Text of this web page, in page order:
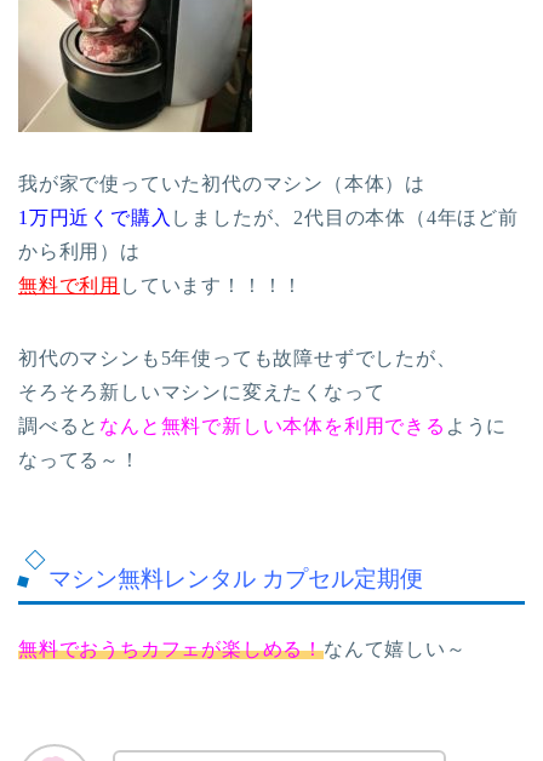
我が家で使っていた初代のマシン（本体）は
1万円近くで購入 しましたが、2代目の本体（4年ほど前
から利用）は
無料で利用 しています！！！！
初代のマシンも5年使っても故障せずでしたが、
そろそろ新しいマシンに変えたくなって
調べると なんと無料で新しい本体を利用できる ように
なってる～！
マシン無料レンタル カプセル定期便
無料でおうちカフェが楽しめる！なんて嬉しい～